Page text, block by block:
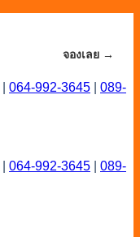
จองเลย →
064-992-3645
089-
064-992-3645
089-